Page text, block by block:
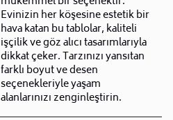
Evinizin her köşesine estetik bir
hava katan bu tablolar, kaliteli
işçilik ve göz alıcı tasarımlarıyla
dikkat çeker. Tarzınızı yansıtan
farklı boyut ve desen
seçenekleriyle yaşam
alanlarınızı zenginleştirin.